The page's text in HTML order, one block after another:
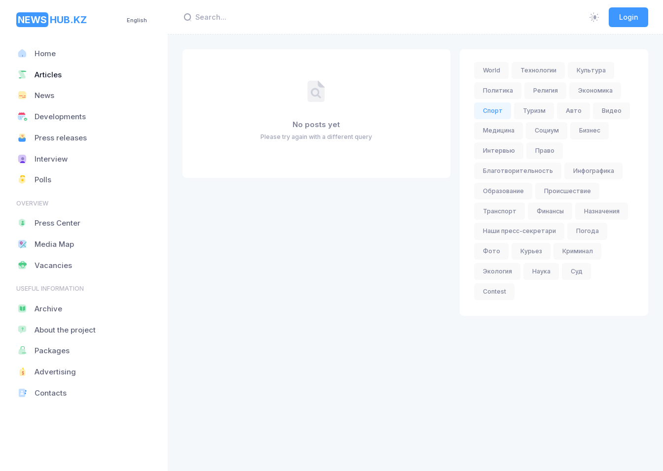
Login
NEWS HUB.KZ English
Home
Articles
News
Developments
Press releases
Interview
Polls
OVERVIEW
Press Center
Media Map
Vacancies
USEFUL INFORMATION
Archive
About the project
Packages
Advertising
Contacts
No posts yet
Please try again with a different query
World Технологии Культура
Политика Религия Экономика
Спорт Туризм Авто Видео
Медицина Социум Бизнес
Интервью Право
Благотворительность Инфографика
Образование Происшествие
Транспорт Финансы Назначения
Наши пресс-секретари Погода
Фото Курьез Криминал
Экология Наука Суд
Contest